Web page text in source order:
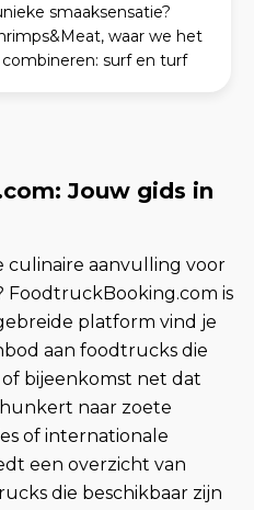
smaaksensatie?
waar we het
surf en turf
Jouw gids in
culinaire aanvulling voor
FoodtruckBooking.com is
platform vind je
aan foodtrucks die
bijeenkomst net dat
naar zoete
of internationale
een overzicht van
die beschikbaar zijn